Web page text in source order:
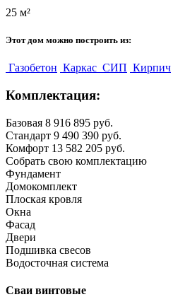
25 м²
Этот дом можно построить из:
Газобетон Каркас СИП Кирпич
Комплектация:
Базовая 8 916 895 руб.
Стандарт 9 490 390 руб.
Комфорт 13 582 205 руб.
Собрать свою комплектацию
Фундамент
Домокомплект
Плоская кровля
Окна
Фасад
Двери
Подшивка свесов
Водосточная система
Сваи винтовые